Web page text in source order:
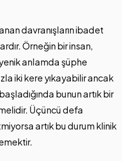
davranışların ibadet
Örneğin bir insan,
anlamda şüphe
iki kere yıkayabilir ancak
bunun artık bir
Üçüncü defa
artık bu durum klinik